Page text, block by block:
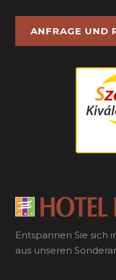
ANFRAGE UND
Entspannen Sie sich
aus unseren